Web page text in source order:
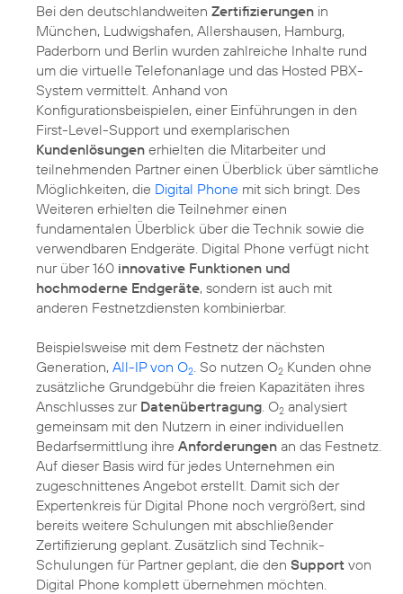
Bei den deutschlandweiten Zertifizierungen in
München, Ludwigshafen, Allershausen, Hamburg,
Paderborn und Berlin wurden zahlreiche Inhalte rund
um die virtuelle Telefonanlage und das Hosted PBX-
System vermittelt. Anhand von
Konfigurationsbeispielen, einer Einführungen in den
First-Level-Support und exemplarischen
Kundenlösungen erhielten die Mitarbeiter und
teilnehmenden Partner einen Überblick über sämtliche
Möglichkeiten, die Digital Phone mit sich bringt. Des
Weiteren erhielten die Teilnehmer einen
fundamentalen Überblick über die Technik sowie die
verwendbaren Endgeräte. Digital Phone verfügt nicht
nur über 160 innovative Funktionen und
hochmoderne Endgeräte, sondern ist auch mit
anderen Festnetzdiensten kombinierbar.
Beispielsweise mit dem Festnetz der nächsten
Generation, All-IP von O2 . So nutzen O2 Kunden ohne
zusätzliche Grundgebühr die freien Kapazitäten ihres
Anschlusses zur Datenübertragung . O2 analysiert
gemeinsam mit den Nutzern in einer individuellen
Bedarfsermittlung ihre Anforderungen an das Festnetz.
Auf dieser Basis wird für jedes Unternehmen ein
zugeschnittenes Angebot erstellt. Damit sich der
Expertenkreis für Digital Phone noch vergrößert, sind
bereits weitere Schulungen mit abschließender
Zertifizierung geplant. Zusätzlich sind Technik-
Schulungen für Partner geplant, die den Support von
Digital Phone komplett übernehmen möchten.